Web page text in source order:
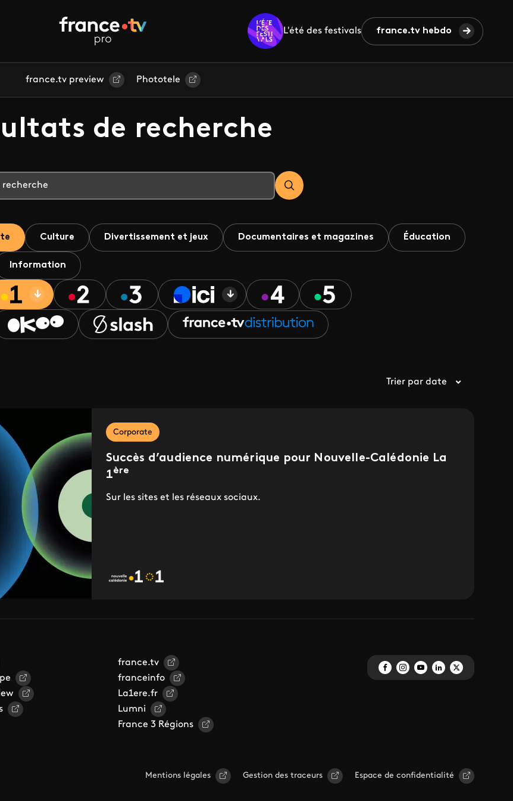
L'été des festivals france.tv hebdo
france.tv preview Phototele
de recherche
Culture Divertissement et jeux Documentaires et magazines Éducation
Information
Trier par date
Corporate
Succès d’audience numérique pour Nouvelle-Calédonie La
1ère
Sur les sites et les réseaux sociaux.
france.tv
franceinfo
La1ere.fr
Lumni
France 3 Régions
Mentions légales Gestion des traceurs Espace de confidentialité